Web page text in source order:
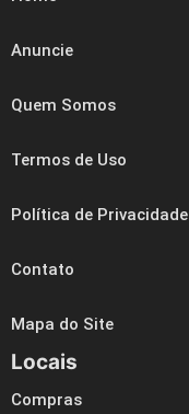
Anuncie
Quem Somos
Termos de Uso
Política de Privacidade
Contato
Mapa do Site
Locais
Compras